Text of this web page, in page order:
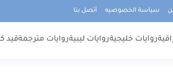
سياسة الخصوصيه أتصل بنا
روايات خليجيةروايات ليبيةروايات مترجمةقيد